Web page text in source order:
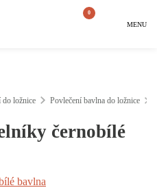
0
MENU
do ložnice Povlečení bavlna do ložnice
černobílé